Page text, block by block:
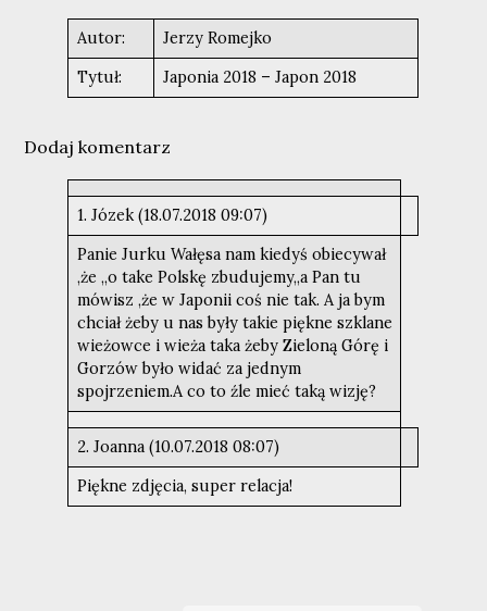
Autor:
Jerzy Romejko
Tytuł:
Japonia 2018 – Japon 2018
Dodaj komentarz
1. Józek (18.07.2018 09:07)
Panie Jurku Wałęsa nam kiedyś obiecywał
,że ,,o take Polskę zbudujemy,,a Pan tu
mówisz ,że w Japonii coś nie tak. A ja bym
chciał żeby u nas były takie piękne szklane
wieżowce i wieża taka żeby Zieloną Górę i
Gorzów było widać za jednym
spojrzeniem.A co to źle mieć taką wizję?
2. Joanna (10.07.2018 08:07)
Piękne zdjęcia, super relacja!